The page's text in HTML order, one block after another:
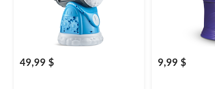
49,99 $ 9,99 $